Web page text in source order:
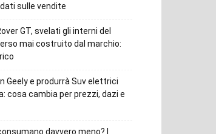
sulle vendite
GT, svelati gli interni del
mai costruito dal marchio:
Geely e produrrà Suv elettrici
cosa cambia per prezzi, dazi e
davvero meno? I